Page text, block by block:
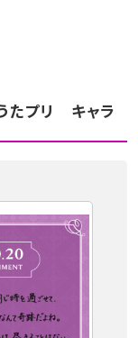
たプリ キャラ